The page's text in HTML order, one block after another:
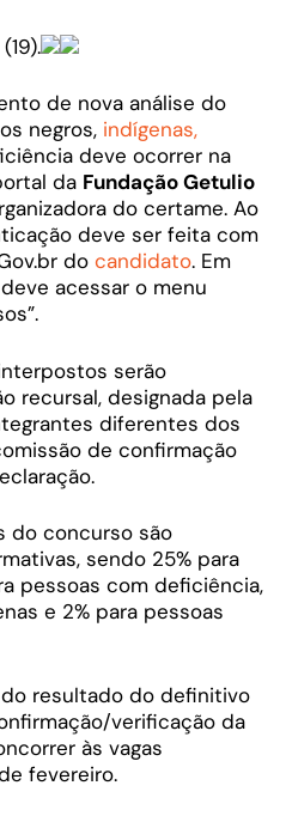
de nova análise do
negros, indígenas,
deve ocorrer na
da Fundação Getulio
do certame. Ao
deve ser feita com
do candidato. Em
acessar o menu
serão
recursal, designada pela
diferentes dos
de confirmação
do concurso são
sendo 25% para
pessoas com deficiência,
e 2% para pessoas
do resultado do definitivo
verificação da
às vagas
fevereiro.